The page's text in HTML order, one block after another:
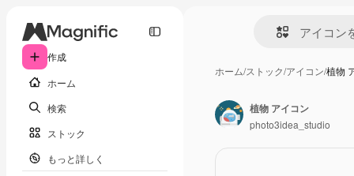
作成
ホーム
検索
ストック
もっと詳しく
ホーム/ストック/アイコン/植物
植物 アイコン
photo3idea_studio